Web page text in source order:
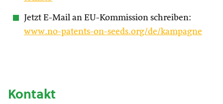
Jetzt E-Mail an EU-Kommission schreiben:
www.no-patents-on-seeds.org/de/kampagne
Kontakt